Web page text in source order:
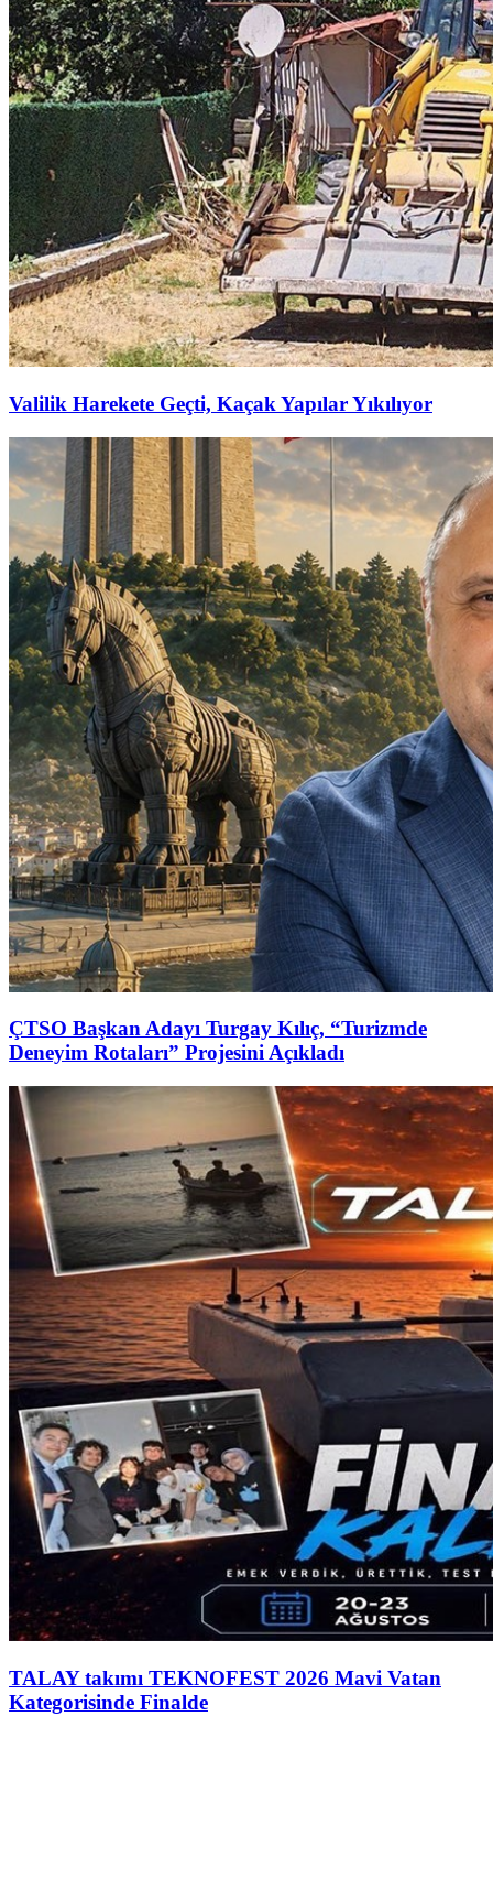
Valilik Harekete Geçti, Kaçak Yapılar Yıkılıyor
ÇTSO Başkan Adayı Turgay Kılıç, “Turizmde
Deneyim Rotaları” Projesini Açıkladı
TALAY takımı TEKNOFEST 2026 Mavi Vatan
Kategorisinde Finalde